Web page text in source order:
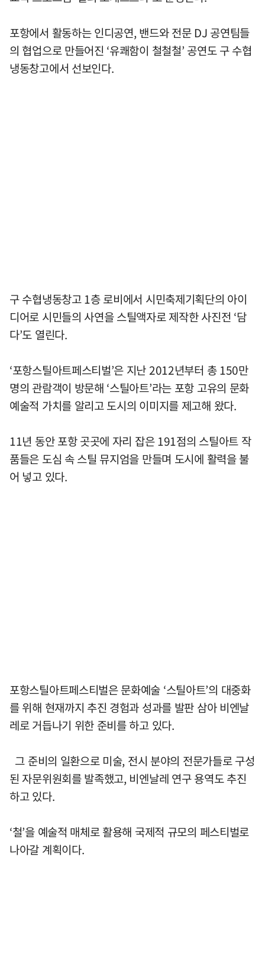
포항에서 활동하는 인디공연, 밴드와 전문 DJ 공연팀들
의 협업으로 만들어진 ‘유쾌함이 철철철’ 공연도 구 수협
냉동창고에서 선보인다.
구 수협냉동창고 1층 로비에서 시민축제기획단의 아이
디어로 시민들의 사연을 스틸액자로 제작한 사진전 ‘담
다’도 열린다.
‘포항스틸아트페스티벌’은 지난 2012년부터 총 150만
명의 관람객이 방문해 ‘스틸아트’라는 포항 고유의 문화
예술적 가치를 알리고 도시의 이미지를 제고해 왔다.
11년 동안 포항 곳곳에 자리 잡은 191점의 스틸아트 작
품들은 도심 속 스틸 뮤지엄을 만들며 도시에 활력을 불
어 넣고 있다.
포항스틸아트페스티벌은 문화예술 ‘스틸아트’의 대중화
를 위해 현재까지 추진 경험과 성과를 발판 삼아 비엔날
레로 거듭나기 위한 준비를 하고 있다.
그 준비의 일환으로 미술, 전시 분야의 전문가들로 구성
된 자문위원회를 발족했고, 비엔날레 연구 용역도 추진
하고 있다.
‘철’을 예술적 매체로 활용해 국제적 규모의 페스티벌로
나아갈 계획이다.